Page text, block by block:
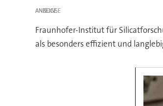
ANZEIGE
Fraunhofer-Institut für
als besonders effizient und